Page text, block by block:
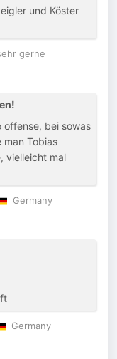
und Köster
gerne
offense, bei sowas
man Tobias
vielleicht mal
Germany
Germany